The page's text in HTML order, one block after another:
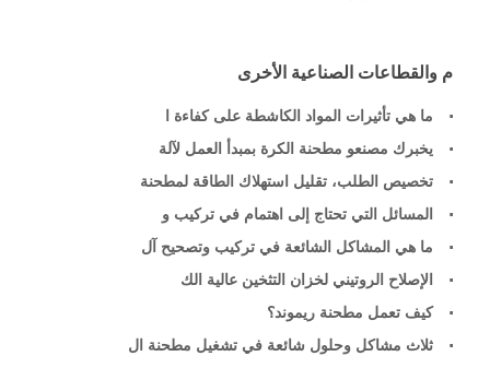
م والقطاعات الصناعية الأخرى
ما هي تأثيرات المواد الكاشطة على كفاءة ا
يخبرك مصنعو مطحنة الكرة بمبدأ العمل لآلة
تخصيص الطلب، تقليل استهلاك الطاقة لمطحنة
المسائل التي تحتاج إلى اهتمام في تركيب و
ما هي المشاكل الشائعة في تركيب وتصحيح آل
الإصلاح الروتيني لخزان التثخين عالية الك
كيف تعمل مطحنة ريموند؟
ثلاث مشاكل وحلول شائعة في تشغيل مطحنة ال